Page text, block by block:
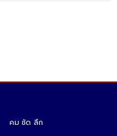
คม ชัด ลึก